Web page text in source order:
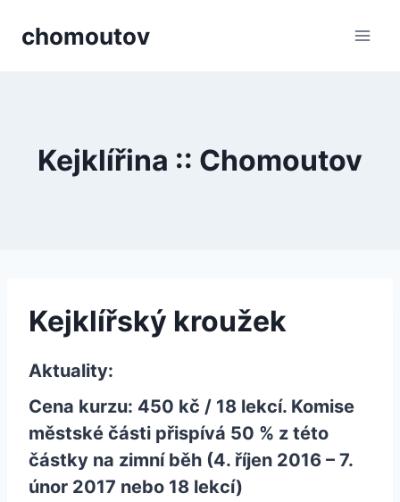
chomoutov
Kejklířina :: Chomoutov
Kejklířský kroužek
Aktuality:
Cena kurzu: 450 kč / 18 lekcí. Komise
městské části přispívá 50 % z této
částky na zimní běh (4. říjen 2016 – 7.
únor 2017 nebo 18 lekcí)